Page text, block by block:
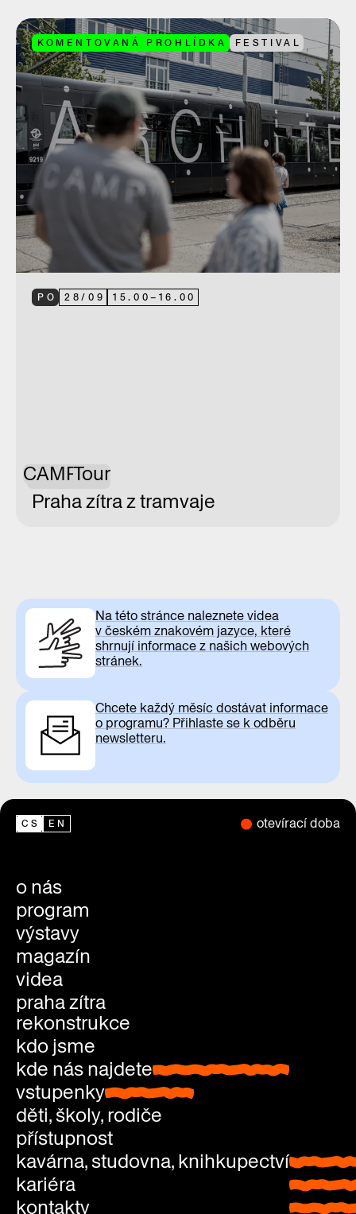
KOMENTOVANÁ PROHLÍDKA FESTIVAL
PO 28/09 15.00– 16.00
CAMPTour
Praha zítra z tramvaje
Na této stránce naleznete videa
v českém znakovém jazyce, které
shrnují informace z našich webových
stránek.
Chcete každý měsíc dostávat informace
o programu? Přihlaste se k odběru
newsletteru.
CS EN otevírací doba
o nás
program
výstavy
magazín
videa
praha zítra
rekonstrukce
kdo jsme
kde nás najdetekde nás najdete
vstupenkyvstupenky
děti, školy, rodiče
přístupnost
kavárna, studovna, knihkupectví
kariéra
kontakty